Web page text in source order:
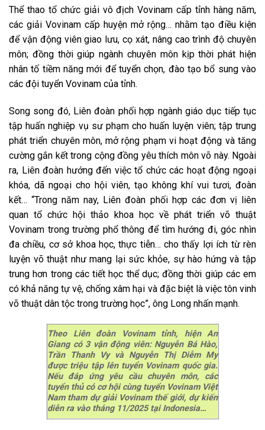
Thể thao tổ chức giải vô địch Vovinam cấp tỉnh hàng năm,
các giải Vovinam cấp huyện mở rộng… nhằm tạo điều kiện
để vận động viên giao lưu, cọ xát, nâng cao trình độ chuyên
môn; đồng thời giúp ngành chuyên môn kịp thời phát hiện
nhân tố tiềm năng mới để tuyển chọn, đào tạo bổ sung vào
các đội tuyển Vovinam của tỉnh.
Song song đó, Liên đoàn phối hợp ngành giáo dục tiếp tục
tập huấn nghiệp vụ sư phạm cho huấn luyện viên; tập trung
phát triển chuyên môn, mở rộng phạm vi hoạt động và tăng
cường gắn kết trong cộng đồng yêu thích môn võ này. Ngoài
ra, Liên đoàn hướng đến việc tổ chức các hoạt động ngoại
khóa, dã ngoại cho hội viên, tạo không khí vui tươi, đoàn
kết… “Trong năm nay, Liên đoàn phối hợp các đơn vị liên
quan tổ chức hội thảo khoa học về phát triển võ thuật
Vovinam trong trường phổ thông để tìm hướng đi, góc nhìn
đa chiều, cơ sở khoa học, thực tiễn… cho thấy lợi ích từ rèn
luyện võ thuật như mang lại sức khỏe, sự hào hứng và tập
trung hơn trong các tiết học thể dục; đồng thời giúp các em
có khả năng tự vệ, chống xâm hại và đặc biệt là việc tôn vinh
võ thuật dân tộc trong trường học”, ông Long nhấn mạnh.
Theo Liên đoàn Vovinam tỉnh, hiện An
Giang có 3 vận động viên: Nguyễn Bá Hào,
Trần Thanh Vy và Nguyễn Thị Diễm My
được triệu tập lên tuyển Vovinam quốc gia.
Nếu đáp ứng yêu cầu chuyên môn, các
tuyển thủ có cơ hội cùng tuyển Vovinam Việt
Nam tham dự giải Vovinam thế giới, dự kiến
diễn ra vào tháng 11/2025 tại Indonesia…